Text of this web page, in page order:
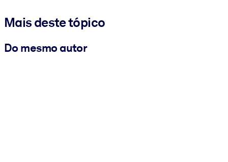
Mais deste tópico
Do mesmo autor